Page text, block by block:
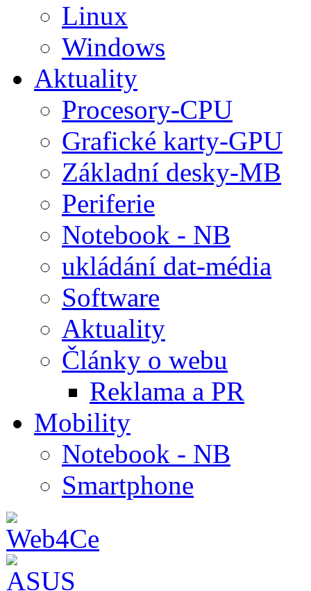
Linux
Windows
Aktuality
Procesory-CPU
Grafické karty-GPU
Základní desky-MB
Periferie
Notebook - NB
ukládání dat-média
Software
Aktuality
Články o webu
Reklama a PR
Mobility
Notebook - NB
Smartphone